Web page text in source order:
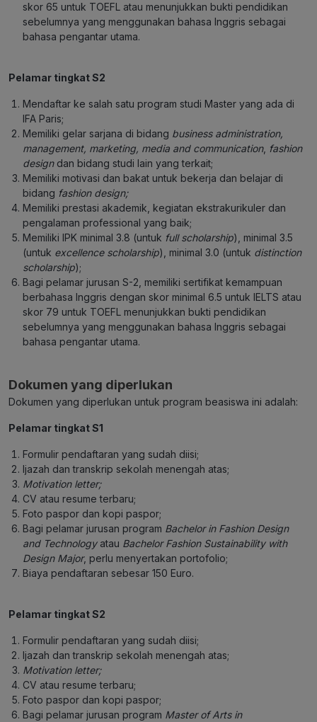
skor 65 untuk TOEFL atau menunjukkan bukti pendidikan
sebelumnya yang menggunakan bahasa Inggris sebagai
bahasa pengantar utama.
Pelamar tingkat S2
Mendaftar ke salah satu program studi Master yang ada di
IFA Paris;
Memiliki gelar sarjana di bidang business administration,
management, marketing, media and communication, fashion
design dan bidang studi lain yang terkait;
Memiliki motivasi dan bakat untuk bekerja dan belajar di
bidang fashion design;
Memiliki prestasi akademik, kegiatan ekstrakurikuler dan
pengalaman professional yang baik;
Memiliki IPK minimal 3.8 (untuk full scholarship), minimal 3.5
(untuk excellence scholarship), minimal 3.0 (untuk distinction
scholarship);
Bagi pelamar jurusan S-2, memiliki sertifikat kemampuan
berbahasa Inggris dengan skor minimal 6.5 untuk IELTS atau
skor 79 untuk TOEFL menunjukkan bukti pendidikan
sebelumnya yang menggunakan bahasa Inggris sebagai
bahasa pengantar utama.
Dokumen yang diperlukan
Dokumen yang diperlukan untuk program beasiswa ini adalah:
Pelamar tingkat S1
Formulir pendaftaran yang sudah diisi;
Ijazah dan transkrip sekolah menengah atas;
Motivation letter;
CV atau resume terbaru;
Foto paspor dan kopi paspor;
Bagi pelamar jurusan program Bachelor in Fashion Design
and Technology atau Bachelor Fashion Sustainability with
Design Major, perlu menyertakan portofolio;
Biaya pendaftaran sebesar 150 Euro.
Pelamar tingkat S2
Formulir pendaftaran yang sudah diisi;
Ijazah dan transkrip sekolah menengah atas;
Motivation letter;
CV atau resume terbaru;
Foto paspor dan kopi paspor;
Bagi pelamar jurusan program Master of Arts in